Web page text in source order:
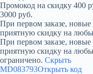
Промокод на скидку 400
3000 руб.
При первом заказе,
приятную скидку на
При первом заказе,
приятную скидку на
ограничено. Скрыть
MD083793Открыть код